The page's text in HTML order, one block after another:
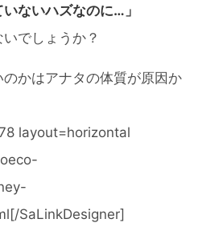
いないハズなのに…」
でしょうか？
かはアナタの体質が原因か
layout=horizontal
SaLinkDesigner]